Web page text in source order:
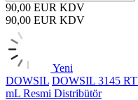
90,00 EUR KDV
90,00 EUR KDV
Yeni
DOWSIL DOWSIL 3145
mL Resmi Distribütör